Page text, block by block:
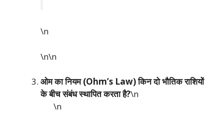
\n
\n\n
ओम का नियम (Ohm’s Law) किन दो भौतिक राशियों
के बीच संबंध स्थापित करता है?\n
\n